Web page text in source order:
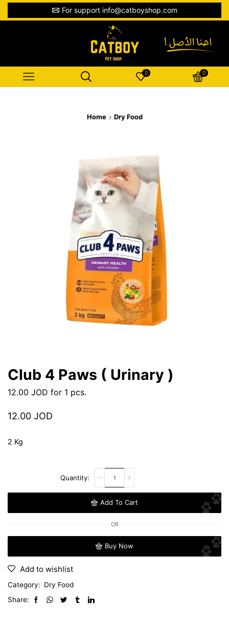
For support info@catboyshop.com
0 0
Home Dry Food
Club 4 Paws ( Urinary )
12.00 JOD for 1 pcs.
12.00 JOD
2 Kg
Add To Cart
OR
Buy Now
Add to wishlist
Category: Dry Food
Share: